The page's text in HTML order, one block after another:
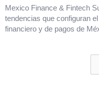
Mexico Finance & Fintech
tendencias que configuran
financiero y de pagos de